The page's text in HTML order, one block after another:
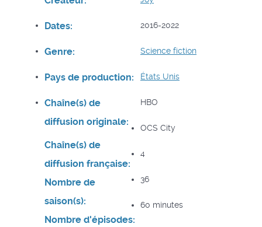
Dates: 2016-2022
Genre: Science fiction
Pays de production: États Unis
Chaîne(s) de
diffusion originale:
HBO
Chaîne(s) de
diffusion française:
OCS City
Nombre de
saison(s):
4
Nombre d'épisodes:
36
60 minutes